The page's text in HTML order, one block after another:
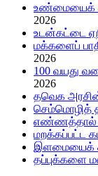
உண்மையைக்
2026
உடன்கட்டை
மக்களைப்
2026
100 வயது
2026
தவெக
செம்மொழித்
எண்ணத்தால்
மறக்கப்பட்ட
இளமையைக்
தப்புக்களை